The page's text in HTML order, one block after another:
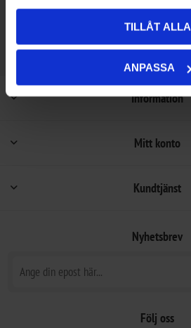
TILLÅT ALLA
ANPASSA
Information
Mitt konto
Kundtjänst
Nyhetsbrev
Följ oss